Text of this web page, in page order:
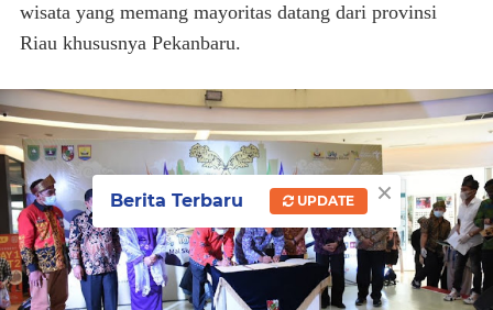
wisata yang memang mayoritas datang dari provinsi
Riau khususnya Pekanbaru.
×
Berita Terbaru UPDATE